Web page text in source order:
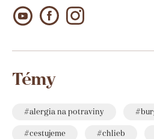
Témy
alergia na potraviny
cestujeme chlieb